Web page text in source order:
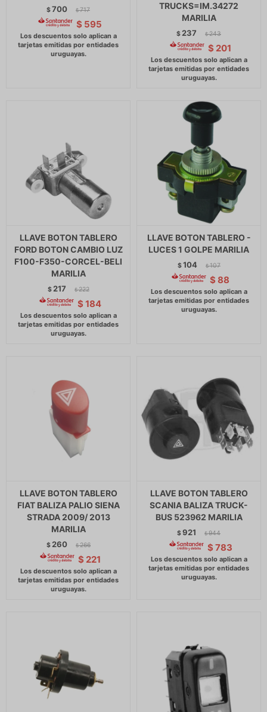
$700 $ 717
$ 595
TRUCKS=IM.34272
MARILIA
$ 237 $ 243
$ 201
LLAVE BOTON TABLERO
FORD BOTON CAMBIO LUZ
F100-F350-CORCEL-BELI
MARILIA
$ 217 $ 222
$ 184
LLAVE BOTON TABLERO -
LUCES 1 GOLPE MARILIA
$104 $ 107
$ 88
LLAVE BOTON TABLERO
FIAT BALIZA PALIO SIENA
STRADA 2009/ 2013
MARILIA
$ 260 $ 266
$ 221
LLAVE BOTON TABLERO
SCANIA BALIZA TRUCK-
BUS 523962 MARILIA
$921 $ 944
$ 783